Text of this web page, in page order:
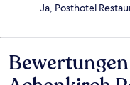
Ja, Posthotel
Bewertungen